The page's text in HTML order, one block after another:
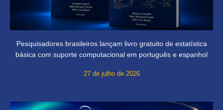
Pesquisadores brasileiros lançam livro gratuito de estatística
básica com suporte computacional em português e espanhol
27 de julho de 2026